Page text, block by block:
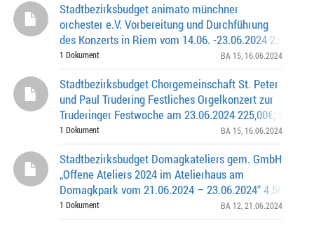
Stadtbezirksbudget animato münchner
orchester e.V. Vorbereitung und Durchführung
des Konzerts in Riem vom 14.06. -23.06.2024
0262.0-15-0561
1 Dokument BA 15 , 16.06.2024
Stadtbezirksbudget Chorgemeinschaft St. Peter
und Paul Trudering Festliches Orgelkonzert zur
Truderinger Festwoche am 23.06.2024 225,00€;
1 Dokument BA 15 , 16.06.2024
Stadtbezirksbudget Domagkateliers gem. GmbH
„Offene Ateliers 2024 im Atelierhaus am
Domagkpark vom 21.06.2024 – 23.06.2024“ 4.500,00 €
0262.0-12-0630
1 Dokument BA 12 , 21.06.2024